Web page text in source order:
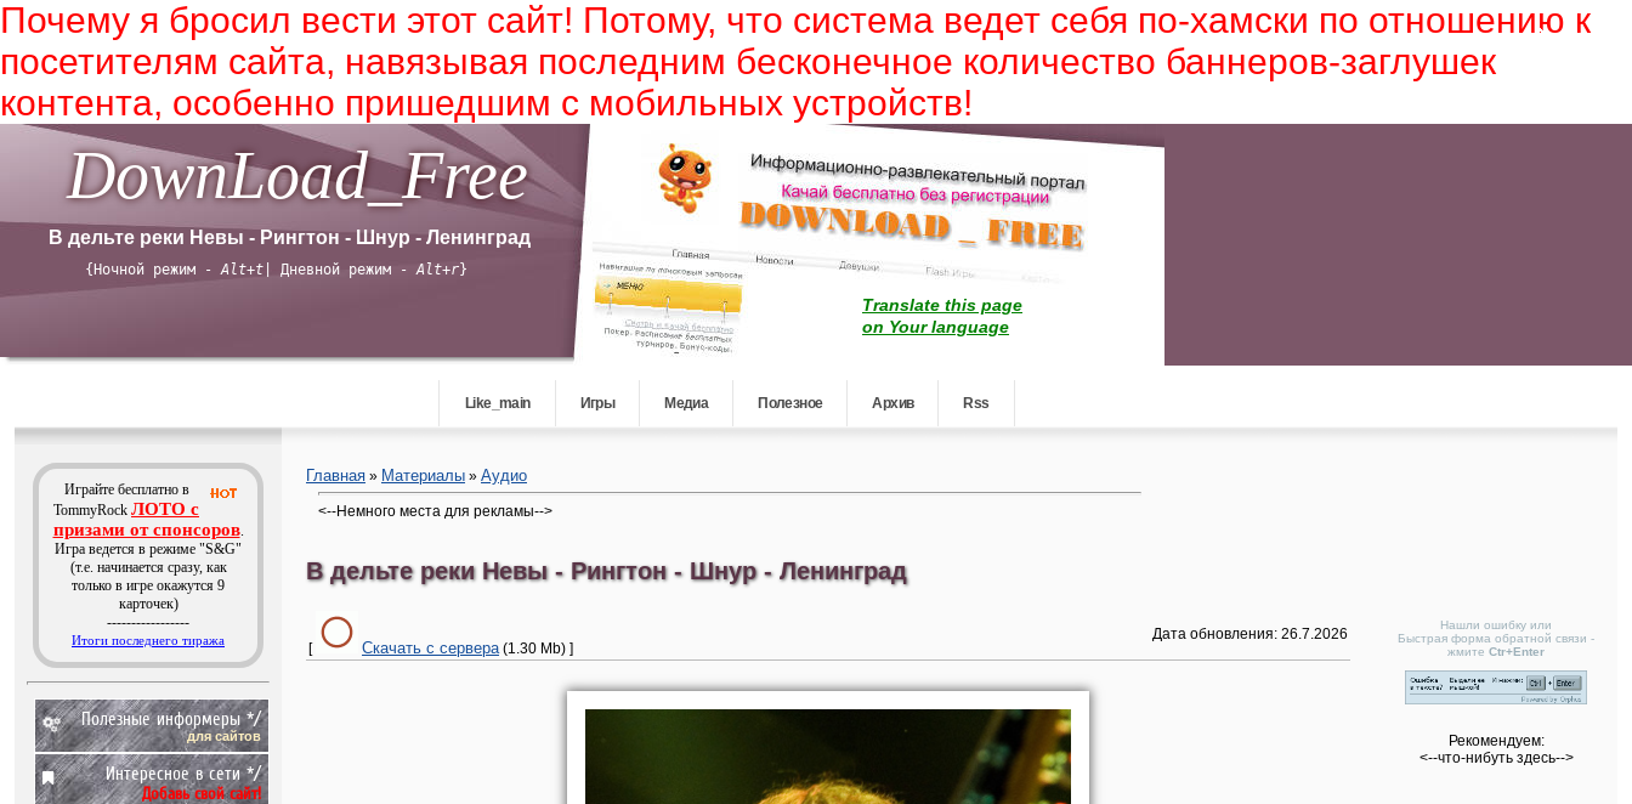
Почему я бросил вести этот сайт! Потому, что система ведет себя по-хамски по отношению к
посетителям сайта, навязывая последним бесконечное количество баннеров-заглушек
контента, особенно пришедшим с мобильных устройств!
DownLoad_Free
В дельте реки Невы - Рингтон - Шнур - Ленинград
{Ночной режим -Alt+t | Дневной режим -Alt+r}
Translate this page
on Your language
Like_main Игры Медиа Полезное Архив Rss
Играйте бесплатно в
TommyRock ЛОТО с
призами от спонсоров.
Игра ведется в режиме "S&G"
(т.е. начинается сразу, как
только в игре окажутся 9
карточек)
-----------------
Итоги последнего тиража
Полезные информеры */
для сайтов
Интересное в сети */
Добавь свой сайт!
Главная » Материалы » Аудио
<--Немного места для рекламы-->
В дельте реки Невы - Рингтон - Шнур - Ленинград
[ Скачать с сервера(1.30 Mb) ]
Дата обновления: 26.7.2026
Нашли ошибку или
Быстрая форма обратной связи -
жмите Ctr+Enter
Рекомендуем:
<--что-нибуть здесь-->
Конкурс красоты онлайн Мисс
Виртуальность Новосибирск 2010
Гадание на картах ТАРО. Системы
гадания: Кельский крест. Описание